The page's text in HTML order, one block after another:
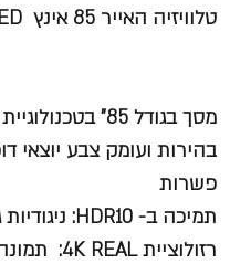
טלוויזיה האייר 85 אינץ H85M80FUX Mini LED
מסך בגודל 85” בטכנולוגיית
בהירות ועומק צבע יוצאי
פשרות
תמיכה ב- HDR10
:
רזולוציית4K REAL
: